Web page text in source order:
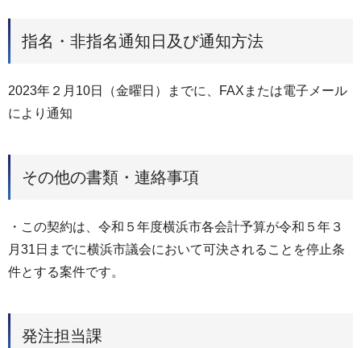
指名・非指名通知日及び通知方法
2023年２月10日（金曜日）までに、FAXまたは電子メール
により通知
その他の書類・連絡事項
・この契約は、令和５年度横浜市各会計予算が令和５年３
月31日までに横浜市議会において可決されることを停止条
件とする案件です。
発注担当課